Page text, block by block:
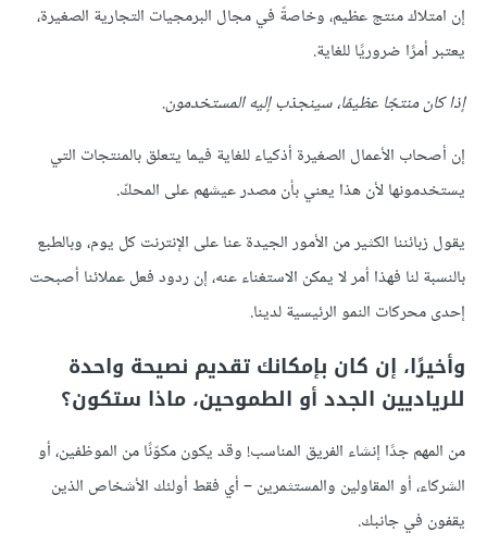
إن امتلاك منتج عظيم، وخاصةّ في مجال البرمجيات التجارية الصغيرة،
يعتبر أمرًا ضروريًا للغاية.
إذا كان منتجًا عظيمًا، سينجذب إليه المستخدمون.
إن أصحاب الأعمال الصغيرة أذكياء للغاية فيما يتعلق بالمنتجات التي
يستخدمونها لأن هذا يعني بأن مصدر عيشهم على المحكّ.
يقول زبائننا الكثير من الأمور الجيدة عنا على الإنترنت كل يوم، وبالطبع
بالنسبة لنا فهذا أمر لا يمكن الاستغناء عنه، إن ردود فعل عملائنا أصبحت
إحدى محركات النمو الرئيسية لدينا.
وأخيرًا، إن كان بإمكانك تقديم نصيحة واحدة
للرياديين الجدد أو الطموحين، ماذا ستكون؟
من المهم جدًا إنشاء الفريق المناسب! وقد يكون مكوّنًا من الموظفين، أو
الشركاء، أو المقاولين والمستثمرين – أي فقط أولئك الأشخاص الذين
يقفون في جانبك.